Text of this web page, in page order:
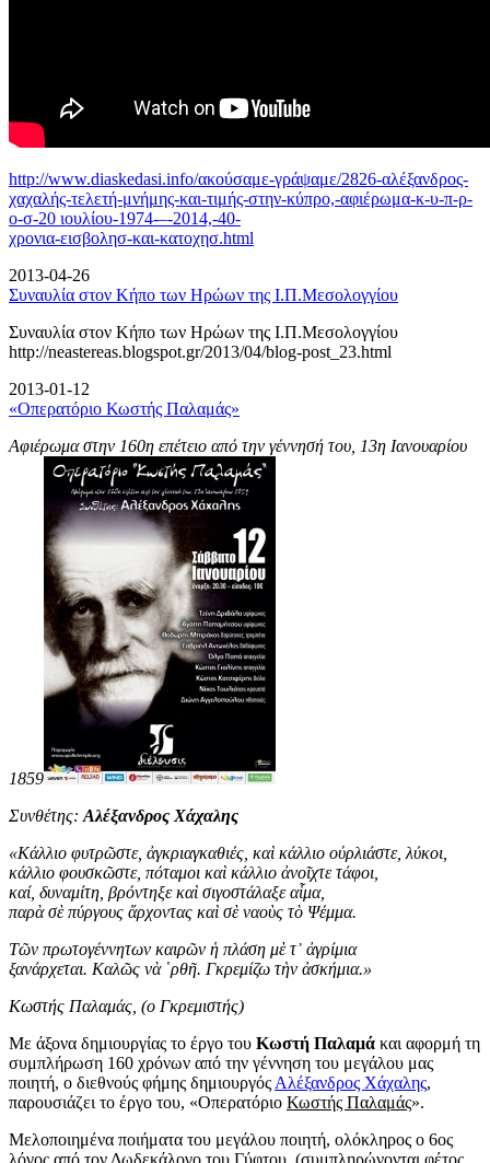
http://www.diaskedasi.info/ακούσαμε-γράψαμε/2826-αλέξανδρος-
χαχαλής-τελετή-μνήμης-και-τιμής-στην-κύπρο,-αφιέρωμα-κ-υ-π-ρ-
ο-σ-20 ιουλίου-1974-–-2014,-40-
χρονια-εισβολησ-και-κατοχησ.html
2013-04-26
Συναυλία στον Κήπο των Ηρώων της Ι.Π.Μεσολογγίου
Συναυλία στον Κήπο των Ηρώων της Ι.Π.Μεσολογγίου
http://neastereas.blogspot.gr/2013/04/blog-post_23.html
2013-01-12
«Οπερατόριο Κωστής Παλαμάς»
Αφιέρωμα στην 160η επέτειο από την γέννησή του, 13η Ιανουαρίου
1859
Συνθέτης: Αλέξανδρος Χάχαλης
«Κάλλιο φυτρῶστε, ἀγκριαγκαθιές, καὶ κάλλιο οὐρλιάστε, λύκοι,
κάλλιο φουσκῶστε, πόταμοι καὶ κάλλιο ἀνοῖχτε τάφοι,
καί, δυναμίτη, βρόντηξε καὶ σιγοστάλαξε αἷμα,
παρὰ σὲ πύργους ἄρχοντας καὶ σὲ ναοὺς τὸ Ψέμμα.
Τῶν πρωτογέννητων καιρῶν ἡ πλάση μὲ τ᾿ ἀγρίμια
ξανάρχεται. Καλῶς νὰ ῾ρθῆ. Γκρεμίζω τὴν ἀσκήμια.»
Κωστής Παλαμάς, (ο Γκρεμιστής)
Με άξονα δημιουργίας το έργο του Κωστή Παλαμά και αφορμή τη
συμπλήρωση 160 χρόνων από την γέννηση του μεγάλου μας
ποιητή, ο διεθνούς φήμης δημιουργός Αλέξανδρος Χάχαλης,
παρουσιάζει το έργο του, «Οπερατόριο Κωστής Παλαμάς».
Μελοποιημένα ποιήματα του μεγάλου ποιητή, ολόκληρος ο 6ος